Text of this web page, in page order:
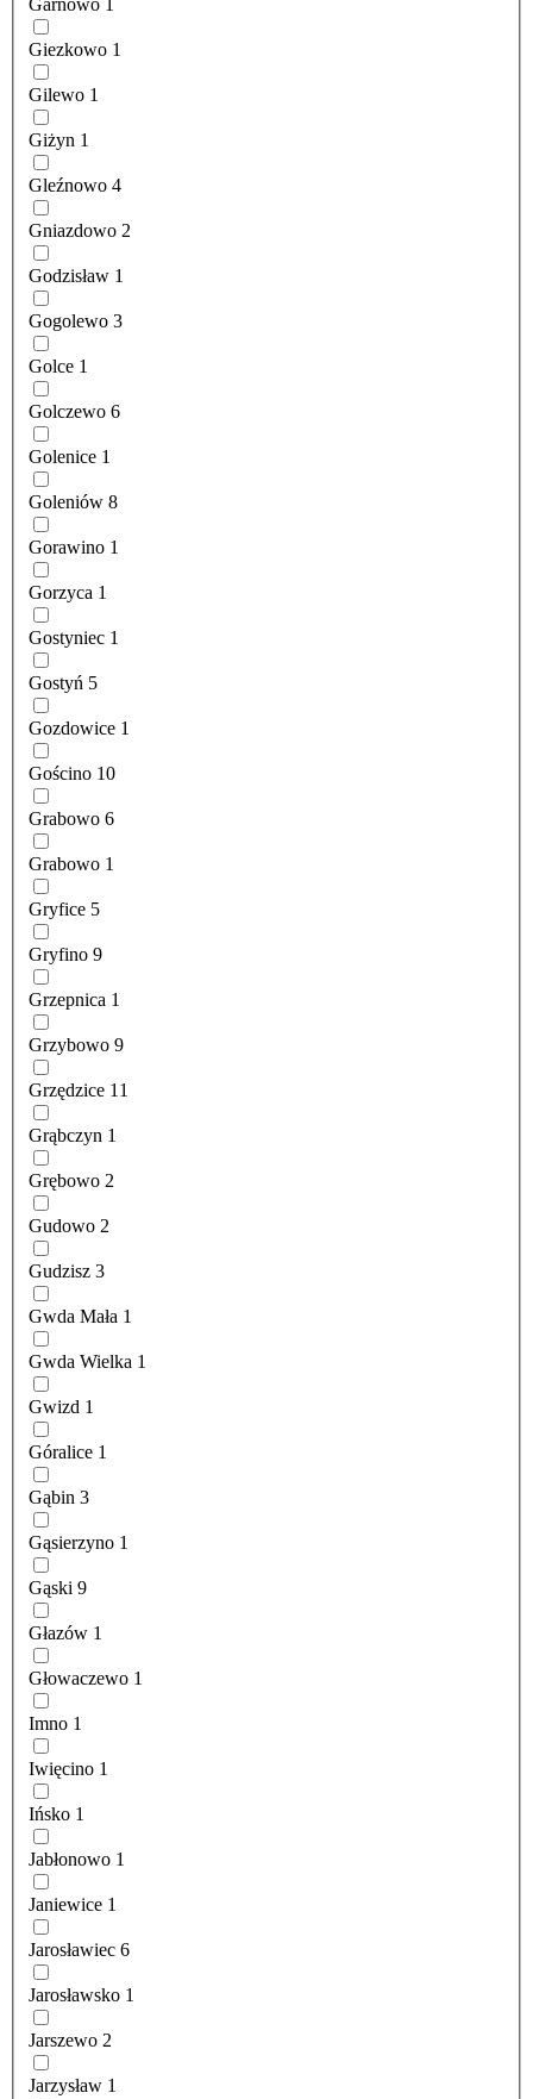
Garnowo
Giezkowo 1
Gilewo 1
Giżyn 1
Gleźnowo 4
Gniazdowo 2
Godzisław 1
Gogolewo 3
Golce 1
Golczewo 6
Golenice 1
Goleniów 8
Gorawino 1
Gorzyca 1
Gostyniec 1
Gostyń 5
Gozdowice 1
Gościno 10
Grabowo 6
Grabowo 1
Gryfice 5
Gryfino 9
Grzepnica 1
Grzybowo 9
Grzędzice 11
Grąbczyn 1
Grębowo 2
Gudowo 2
Gudzisz 3
Gwda Mała 1
Gwda Wielka 1
Gwizd 1
Góralice 1
Gąbin 3
Gąsierzyno 1
Gąski 9
Głazów 1
Głowaczewo 1
Imno 1
Iwięcino 1
Ińsko 1
Jabłonowo 1
Janiewice 1
Jarosławiec 6
Jarosławsko 1
Jarszewo 2
Jarzysław 1